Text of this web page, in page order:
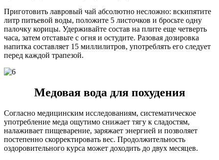
Приготовить лавровый чай абсолютно несложно: вскипятите
литр питьевой воды, положите 5 листочков и бросьте одну
палочку корицы. Удерживайте состав на плите еще четверть
часа, затем отставьте с огня и остудите. Разовая дозировка
напитка составляет 15 миллилитров, употреблять его следует
перед каждой трапезой.
Медовая вода для похудения
Согласно медицинским исследованиям, систематическое
употребление меда ощутимо снижает тягу к сладостям,
налаживает пищеварение, заряжает энергией и позволяет
постепенно скорректировать вес. Продолжительность
оздоровительного курса может доходить до двух месяцев.